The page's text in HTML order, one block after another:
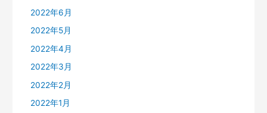
2022年6月
2022年5月
2022年4月
2022年3月
2022年2月
2022年1月